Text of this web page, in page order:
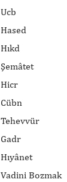
Ucb
Hased
Hıkd
Şemâtet
Hicr
Cübn
Tehevvür
Gadr
Hıyânet
Vadini Bozmak